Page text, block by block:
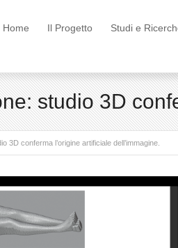
Home Il Progetto Studi e
studio 3D
3D conferma l’origine artificiale dell’immagine.